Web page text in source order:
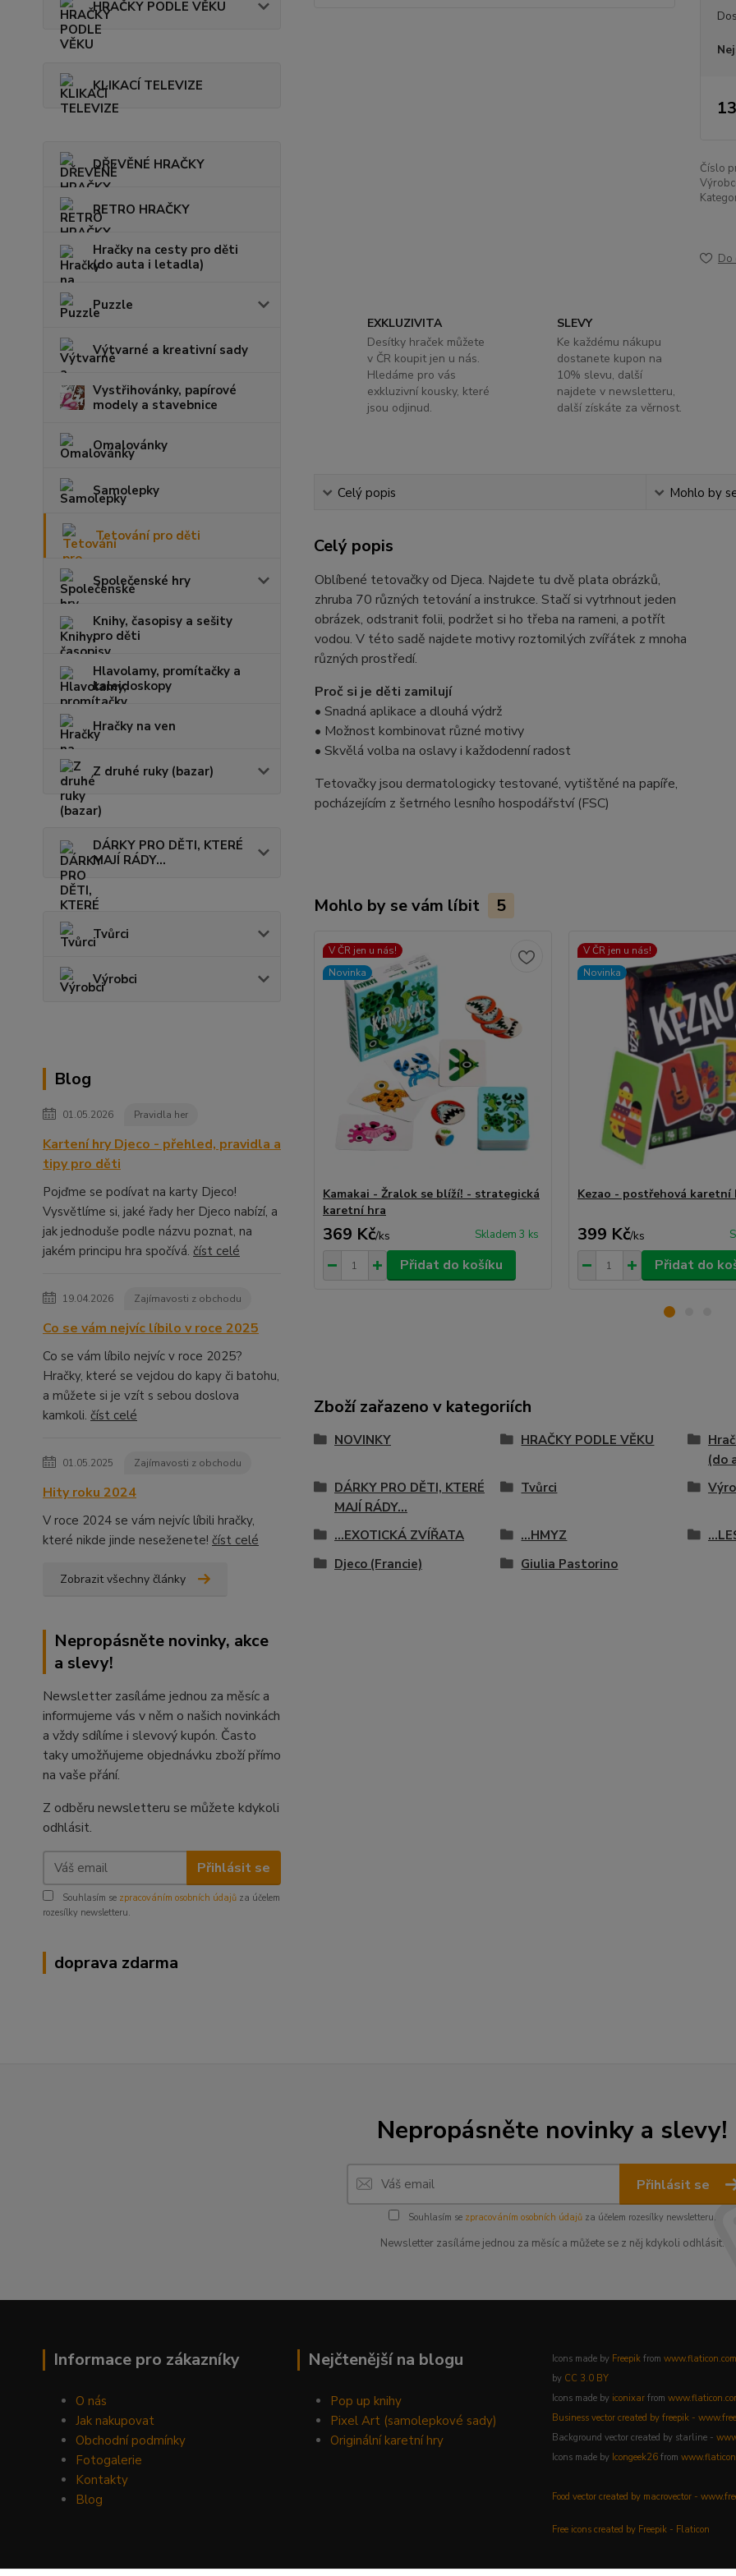
HRAČKY PODLE VĚKU
KLIKACÍ TELEVIZE
DŘEVĚNÉ HRAČKY
RETRO HRAČKY
Hračky na cesty pro děti
(do auta i letadla)
Puzzle
Výtvarné a kreativní sady
Vystřihovánky, papírové
modely a stavebnice
Omalovánky
Samolepky
Tetování pro děti
Společenské hry
Knihy, časopisy a sešity
pro děti
Hlavolamy, promítačky a
kaleidoskopy
Hračky na ven
Z druhé ruky (bazar)
DÁRKY PRO DĚTI, KTERÉ
MAJÍ RÁDY...
Tvůrci
Výrobci
Blog
01.05.2026 Pravidla her
Kartení hry Djeco - přehled, pravidla a
tipy pro děti
Pojďme se podívat na karty Djeco!
Vysvětlíme si, jaké řady her Djeco nabízí, a
jak jednoduše podle názvu poznat, na
jakém principu hra spočívá. číst celé
19.04.2026 Zajímavosti z obchodu
Co se vám nejvíc líbilo v roce 2025
Co se vám líbilo nejvíc v roce 2025?
Hračky, které se vejdou do kapy či batohu,
a můžete si je vzít s sebou doslova
kamkoli. číst celé
01.05.2025 Zajímavosti z obchodu
Hity roku 2024
V roce 2024 se vám nejvíc líbili hračky,
které nikde jinde neseženete! číst celé
Zobrazit všechny články
Nepropásněte novinky, akce
a slevy!
Newsletter zasíláme jednou za měsíc a
informujeme vás v něm o našich novinkách
a vždy sdílíme i slevový kupón. Často
taky umožňujeme objednávku zboží přímo
na vaše přání.
Z odběru newsletteru se můžete kdykoli
odhlásit.
Přihlásit se
Souhlasím se zpracováním osobních údajů za účelem
rozesílky newsletteru.
doprava zdarma
Číslo
Do
EXKLUZIVITA
Desítky hraček můžete
v ČR koupit jen u nás.
Hledáme pro vás
exkluzivní kousky, které
jsou odjinud.
SLEVY
Ke každému nákupu
dostanete kupon na
10% slevu, další
najdete v newsletteru,
další získáte za věrnost.
Celý popis Mohlo by
Celý popis
Oblíbené tetovačky od Djeca. Najdete tu dvě plata obrázků,
zhruba 70 různých tetování a instrukce. Stačí si vytrhnout jeden
obrázek, odstranit folii, podržet si ho třeba na rameni, a potřít
vodou. V této sadě najdete motivy roztomilých zvířátek z mnoha
různých prostředí.
Proč si je děti zamilují
• Snadná aplikace a dlouhá výdrž
• Možnost kombinovat různé motivy
• Skvělá volba na oslavy i každodenní radost
Tetovačky jsou dermatologicky testované, vytištěné na papíře,
pocházejícím z šetrného lesního hospodářství (FSC)
Mohlo by se vám líbit 5
V ČR jen u nás!
Novinka
Kamakai - Žralok se blíží! - strategická
karetní hra
369 Kč/ks Skladem 3 ks
Přidat do košíku
V ČR jen u nás!
Novinka
Kezao - postřehová karetní
399 Kč/ks
Přidat do
Zboží zařazeno v kategoriích
NOVINKY HRAČKY PODLE VĚKU
(do
DÁRKY PRO DĚTI, KTERÉ
MAJÍ RÁDY...
Tvůrci
...EXOTICKÁ ZVÍŘATA ...HMYZ
Djeco (Francie)
Giulia Pastorino
Nepropásněte novinky a slevy!
Přihlásit se
Souhlasím se zpracováním osobních údajůza účelem rozesílky newsletteru.
Newsletter zasíláme jednou za měsíc a můžete se z něj kdykoli odhlásit.
Informace pro zákazníky
O nás
Jak nakupovat
Obchodní podmínky
Fotogalerie
Kontakty
Blog
Nejčtenější na blogu
Pop up knihy
Pixel Art (samolepkové sady)
Originální karetní hry
Icons made by Freepik from www.flaticon.com
by CC 3.0 BY
Icons made by iconixar from
Business vector created by freepik -
Background vector created by starline -
Icons made by Icongeek26 from
Food vector created by macrovector -
Free icons created by Freepik - Flaticon